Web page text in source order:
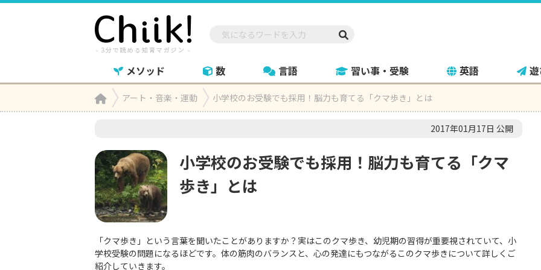
メソッド 数 言語 習い事・受験 英語
Homeアート・音楽・運動 小学校のお受験でも採用！脳力も育てる「クマ歩き」とは
2017年01月17日 公開
小学校のお受験でも採用！脳力も育てる「クマ
歩き」とは
「クマ歩き」という言葉を聞いたことがありますか？実はこのクマ歩き、幼児期の習得が重要視されていて、小
学校受験の問題になるほどです。体の筋肉のバランスと、心の発達にもつながるこのクマ歩きについて詳しくご
紹介していきます。